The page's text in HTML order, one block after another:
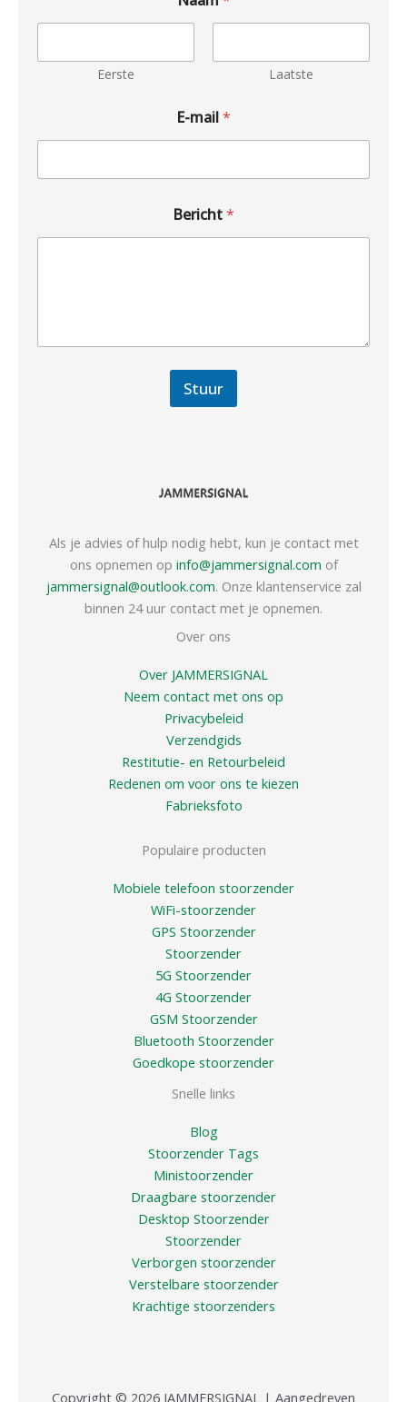
Eerste Laatste
E-mail*
Bericht*
Stuur
Als je advies of hulp nodig hebt, kun je contact met
ons opnemen op info@jammersignal.com of
jammersignal@outlook.com. Onze klantenservice zal
binnen 24 uur contact met je opnemen.
Over ons
Over JAMMERSIGNAL
Neem contact met ons op
Privacybeleid
Verzendgids
Restitutie- en Retourbeleid
Redenen om voor ons te kiezen
Fabrieksfoto
Populaire producten
Mobiele telefoon stoorzender
WiFi-stoorzender
GPS Stoorzender
Stoorzender
5G Stoorzender
4G Stoorzender
GSM Stoorzender
Bluetooth Stoorzender
Goedkope stoorzender
Snelle links
Blog
Stoorzender Tags
Ministoorzender
Draagbare stoorzender
Desktop Stoorzender
Stoorzender
Verborgen stoorzender
Verstelbare stoorzender
Krachtige stoorzenders
Copyright © 2026 JAMMERSIGNAL | Aangedreven